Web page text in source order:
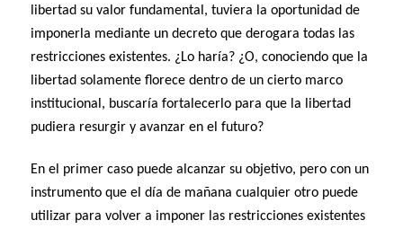
libertad su valor fundamental, tuviera la oportunidad de
imponerla mediante un decreto que derogara todas las
restricciones existentes. ¿Lo haría? ¿O, conociendo que la
libertad solamente florece dentro de un cierto marco
institucional, buscaría fortalecerlo para que la libertad
pudiera resurgir y avanzar en el futuro?
En el primer caso puede alcanzar su objetivo, pero con un
instrumento que el día de mañana cualquier otro puede
utilizar para volver a imponer las restricciones existentes